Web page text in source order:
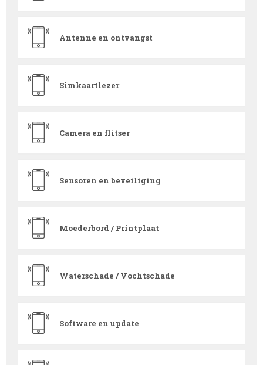
Antenne en ontvangst
Simkaartlezer
Camera en flitser
Sensoren en beveiliging
Moederbord / Printplaat
Waterschade / Vochtschade
Software en update